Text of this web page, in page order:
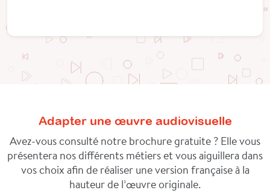
Adapter une œuvre audiovisuelle
Avez-vous consulté notre brochure gratuite ? Elle vous
présentera nos différents métiers et vous aiguillera dans
vos choix afin de réaliser une version française à la
hauteur de l’œuvre originale.